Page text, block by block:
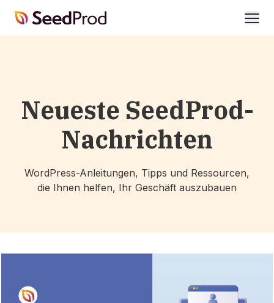
SeedProd
Neueste SeedProd-
Nachrichten
WordPress-Anleitungen, Tipps und Ressourcen,
die Ihnen helfen, Ihr Geschäft auszubauen